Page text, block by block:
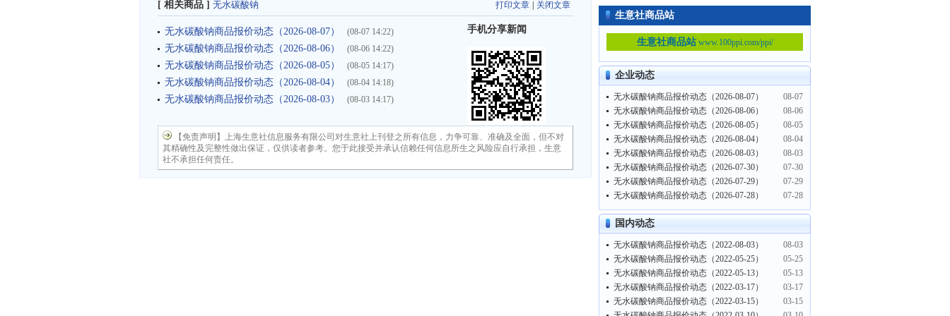
打印文章 关闭文章
[ 相关商品 ] 无水碳酸钠
无水碳酸钠商品报价动态（2026-08-07） (08-07 14:22)
无水碳酸钠商品报价动态（2026-08-06） (08-06 14:22)
无水碳酸钠商品报价动态（2026-08-05） (08-05 14:17)
无水碳酸钠商品报价动态（2026-08-04） (08-04 14:18)
无水碳酸钠商品报价动态（2026-08-03） (08-03 14:17)
手机分享新闻
【免责声明】上海生意社信息服务有限公司对生意社上刊登之所有信息，力争可靠、准确及全面，但不对
其精确性及完整性做出保证，仅供读者参考。您于此接受并承认信赖任何信息所生之风险应自行承担，生意
社不承担任何责任。
生意社商品站
生意社商品站www.100ppi.com/ppi/
企业动态
无水碳酸钠商品报价动态（2026-08-07）
08-07
无水碳酸钠商品报价动态（2026-08-06）
08-06
无水碳酸钠商品报价动态（2026-08-05）
08-05
无水碳酸钠商品报价动态（2026-08-04）
08-04
无水碳酸钠商品报价动态（2026-08-03）
08-03
无水碳酸钠商品报价动态（2026-07-30）
07-30
无水碳酸钠商品报价动态（2026-07-29）
07-29
无水碳酸钠商品报价动态（2026-07-28）
07-28
国内动态
无水碳酸钠商品报价动态（2022-08-03）
08-03
无水碳酸钠商品报价动态（2022-05-25）
05-25
无水碳酸钠商品报价动态（2022-05-13）
05-13
无水碳酸钠商品报价动态（2022-03-17）
03-17
无水碳酸钠商品报价动态（2022-03-15）
03-15